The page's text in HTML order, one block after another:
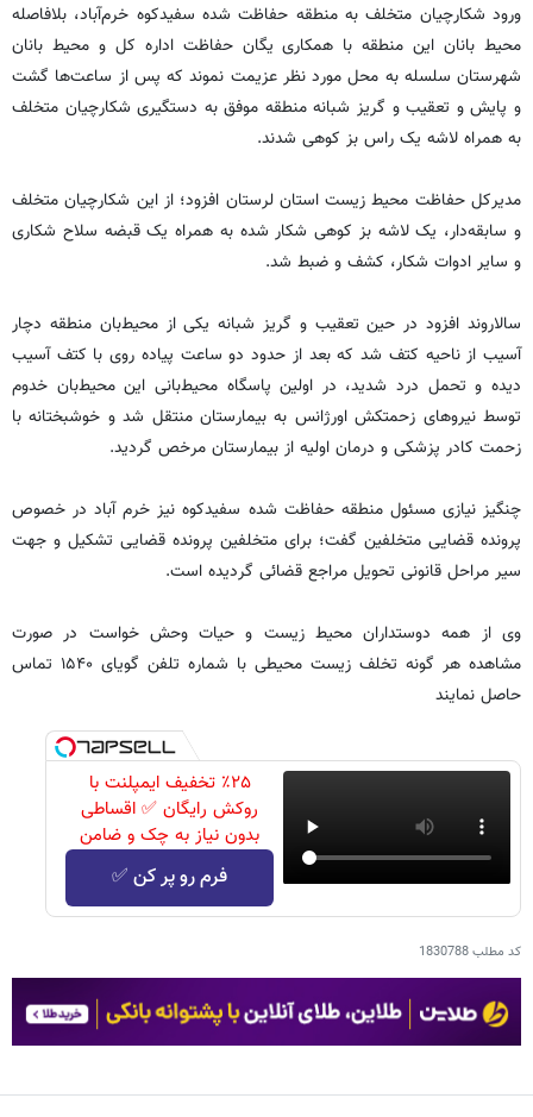
ورود شکارچیان متخلف به منطقه‌ حفاظت شده سفیدکوه خرم‌آباد، بلافاصله
محیط بانان این منطقه با همکاری یگان حفاظت اداره کل و محیط بانان
شهرستان سلسله به محل مورد نظر عزیمت نموند که پس از ساعت‌ها گشت
و پایش و تعقیب و گریز شبانه منطقه موفق به دستگیری شکارچیان متخلف
به همراه لاشه یک راس بز کوهی شدند.
مدیرکل حفاظت محیط زیست استان لرستان افزود؛ از این شکارچیان متخلف
و سابقه‌دار، یک لاشه بز کوهی شکار شده‌ به همراه یک قبضه سلاح شکاری
و سایر ادوات شکار، کشف و ضبط شد.
سالاروند افزود در حین تعقیب و گریز شبانه یکی از محیط‌بان منطقه دچار
آسیب از ناحیه کتف شد که بعد از حدود دو ساعت پیاده روی با کتف آسیب
دیده و تحمل درد شدید، در اولین پاسگاه محیط‌بانی این محیط‌بان خدوم
توسط نیروهای زحمتکش اورژانس به بیمارستان منتقل شد و خوشبختانه با
زحمت کادر پزشکی و درمان اولیه از بیمارستان مرخص گردید.
چنگیز نیازی مسئول منطقه حفاظت شده سفیدکوه نیز خرم آباد در خصوص
پرونده قضایی متخلفین گفت؛ برای متخلفین پرونده‌ قضایی تشکیل و جهت
سیر مراحل قانونی تحویل مراجع قضائی گردیده است.
وی از همه دوستداران محیط زیست و حیات وحش خواست در صورت
مشاهده هر گونه تخلف زیست محیطی با شماره تلفن گویای ۱۵۴۰ تماس
حاصل نمایند
٪۲۵ تخفیف ایمپلنت با
روکش رایگان ✅ اقساطی
بدون نیاز به چک و ضامن
فرم رو پر کن ✅
کد مطلب1830788